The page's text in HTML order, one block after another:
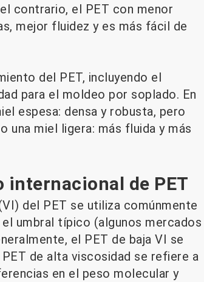
contrario, el PET con menor
mejor fluidez y es más fácil de
del PET, incluyendo el
para el moldeo por soplado. En
espesa: densa y robusta, pero
una miel ligera: más fluida y más
internacional de PET
del PET se utiliza comúnmente
umbral típico (algunos mercados
el PET de baja VI se
de alta viscosidad se refiere a
en el peso molecular y